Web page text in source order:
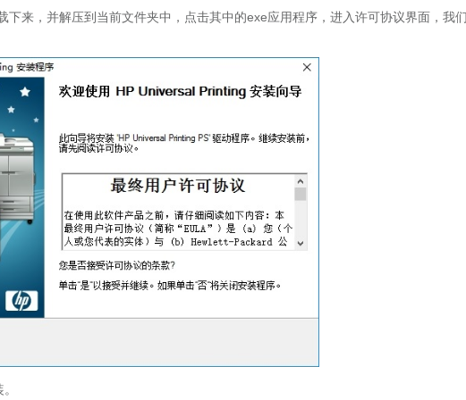
下来，并解压到当前文件夹中，点击其中的exe应用程序，进入许可协议界面，我